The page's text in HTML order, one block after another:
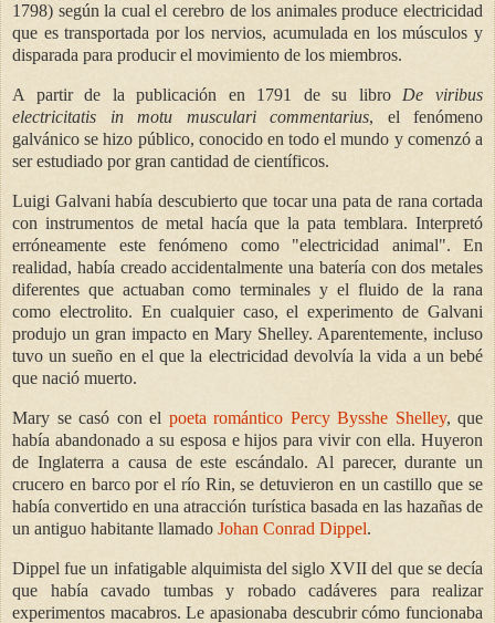
1798) según la cual el cerebro de los animales produce electricidad
que es transportada por los nervios, acumulada en los músculos y
disparada para producir el movimiento de los miembros.
A partir de la publicación en 1791 de su libro De viribus
electricitatis in motu musculari commentarius, el fenómeno
galvánico se hizo público, conocido en todo el mundo y comenzó a
ser estudiado por gran cantidad de científicos.
Luigi Galvani había descubierto que tocar una pata de rana cortada
con instrumentos de metal hacía que la pata temblara. Interpretó
erróneamente este fenómeno como "electricidad animal". En
realidad, había creado accidentalmente una batería con dos metales
diferentes que actuaban como terminales y el fluido de la rana
como electrolito. En cualquier caso, el experimento de Galvani
produjo un gran impacto en Mary Shelley. Aparentemente, incluso
tuvo un sueño en el que la electricidad devolvía la vida a un bebé
que nació muerto.
Mary se casó con el poeta romántico Percy Bysshe Shelley, que
había abandonado a su esposa e hijos para vivir con ella. Huyeron
de Inglaterra a causa de este escándalo. Al parecer, durante un
crucero en barco por el río Rin, se detuvieron en un castillo que se
había convertido en una atracción turística basada en las hazañas de
un antiguo habitante llamado Johan Conrad Dippel.
Dippel fue un infatigable alquimista del siglo XVII del que se decía
que había cavado tumbas y robado cadáveres para realizar
experimentos macabros. Le apasionaba descubrir cómo funcionaba